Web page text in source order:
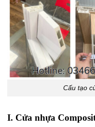
Cấu tạo
I. Cửa nhựa